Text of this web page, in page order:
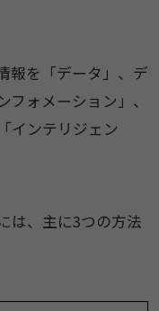
報を「データ」、デ
ォメーション」、
インテリジェン
は、主に3つの方法